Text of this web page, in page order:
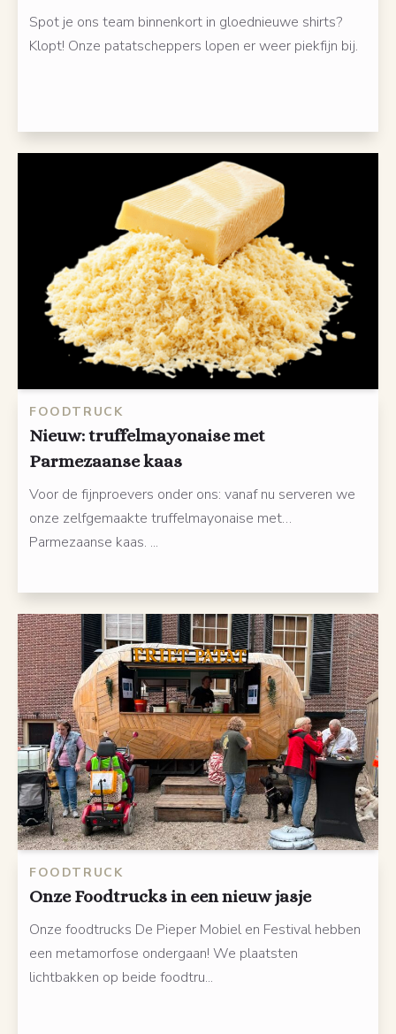
Spot je ons team binnenkort in gloednieuwe shirts?
Klopt! Onze patatscheppers lopen er weer piekfijn bij.
FOODTRUCK
Nieuw: truffelmayonaise met
Parmezaanse kaas
Voor de fijnproevers onder ons: vanaf nu serveren we
onze zelfgemaakte truffelmayonaise met…
Parmezaanse kaas. ...
FOODTRUCK
Onze Foodtrucks in een nieuw jasje
Onze foodtrucks De Pieper Mobiel en Festival hebben
een metamorfose ondergaan! We plaatsten
lichtbakken op beide foodtru...